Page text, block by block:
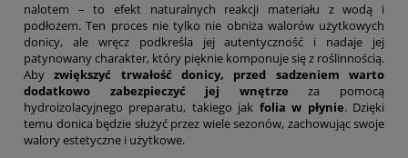
nalotem – to efekt naturalnych reakcji materiału z wodą i
podłożem. Ten proces nie tylko nie obniża walorów użytkowych
donicy, ale wręcz podkreśla jej autentyczność i nadaje jej
patynowany charakter, który pięknie komponuje się z roślinnością.
Abyzwiększyć trwałość donicy, przed sadzeniem warto
dodatkowo zabezpieczyć jej wnętrze za pomocą
hydroizolacyjnego preparatu, takiego jak folia w płynie. Dzięki
temu donica będzie służyć przez wiele sezonów, zachowując swoje
walory estetyczne i użytkowe.